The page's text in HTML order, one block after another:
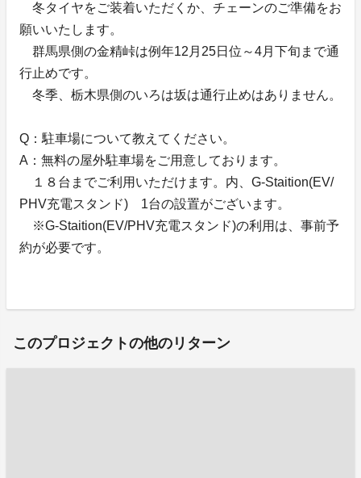
冬タイヤをご装着いただくか、チェーンのご準備をお
願いいたします。
群馬県側の金精峠は例年12月25日位～4月下旬まで通
行止めです。
冬季、栃木県側のいろは坂は通行止めはありません。
Q：駐車場について教えてください。
A：無料の屋外駐車場をご用意しております。
１８台までご利用いただけます。内、G-Staition(EV/
PHV充電スタンド) 1台の設置がございます。
※G-Staition(EV/PHV充電スタンド)の利用は、事前予
約が必要です。
このプロジェクトの他のリターン